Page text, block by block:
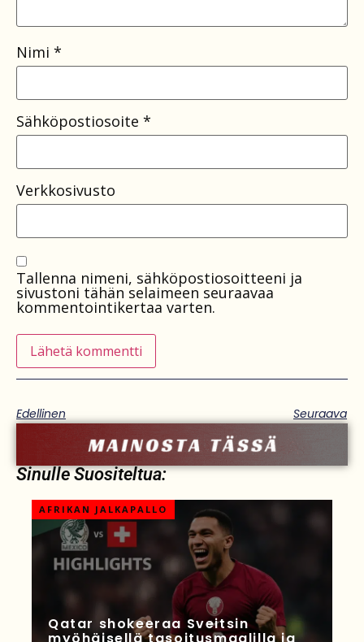
Nimi *
Sähköpostiosoite *
Verkkosivusto
Tallenna nimeni, sähköpostiosoitteeni ja
sivustoni tähän selaimeen seuraavaa
kommentointikertaa varten.
Edellinen Seuraava
Sinulle Suositeltua:
AFRIKAN JALKAPALLO
Qatar shokeeraa Sveitsin